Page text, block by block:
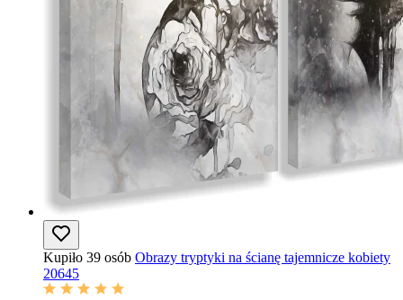
Kupiło 39 osób Obrazy tryptyki na ścianę tajemnicze kobiety
20645